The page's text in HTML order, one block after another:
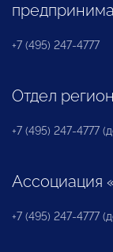
+7 (495) 247-4777
Отдел
+7 (495) 247-4777
+7 (495) 247-4777